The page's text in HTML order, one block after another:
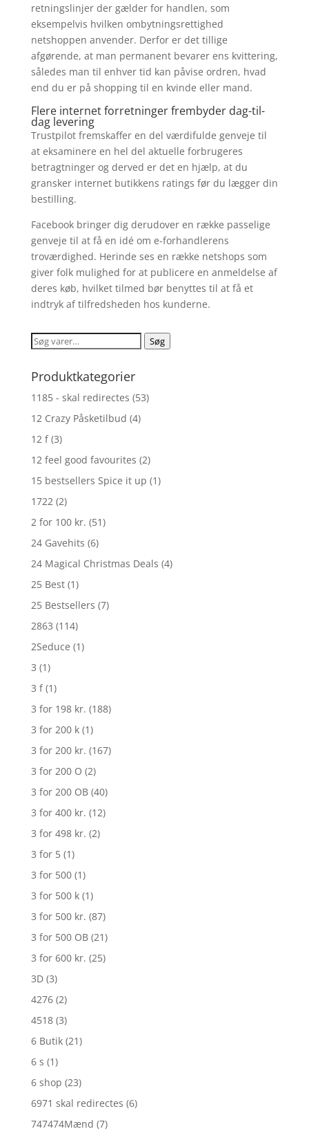
retningslinjer der gælder for handlen, som
eksempelvis hvilken ombytningsrettighed
netshoppen anvender. Derfor er det tillige
afgørende, at man permanent bevarer ens kvittering,
således man til enhver tid kan påvise ordren, hvad
end du er på shopping til en kvinde eller mand.
Flere internet forretninger frembyder dag-til-
dag levering
Trustpilot fremskaffer en del værdifulde genveje til
at eksaminere en hel del aktuelle forbrugeres
betragtninger og derved er det en hjælp, at du
gransker internet butikkens ratings før du lægger din
bestilling.
Facebook bringer dig derudover en række passelige
genveje til at få en idé om e-forhandlerens
troværdighed. Herinde ses en række netshops som
giver folk mulighed for at publicere en anmeldelse af
deres køb, hvilket tilmed bør benyttes til at få et
indtryk af tilfredsheden hos kunderne.
Søg
Søg
Produktkategorier
1185 - skal redirectes (53)
12 Crazy Påsketilbud (4)
12 f (3)
12 feel good favourites (2)
15 bestsellers Spice it up (1)
1722 (2)
2 for 100 kr. (51)
24 Gavehits (6)
24 Magical Christmas Deals (4)
25 Best (1)
25 Bestsellers (7)
2863 (114)
2Seduce (1)
3 (1)
3 f (1)
3 for 198 kr. (188)
3 for 200 k (1)
3 for 200 kr. (167)
3 for 200 O (2)
3 for 200 OB (40)
3 for 400 kr. (12)
3 for 498 kr. (2)
3 for 5 (1)
3 for 500 (1)
3 for 500 k (1)
3 for 500 kr. (87)
3 for 500 OB (21)
3 for 600 kr. (25)
3D (3)
4276 (2)
4518 (3)
6 Butik (21)
6 s (1)
6 shop (23)
6971 skal redirectes (6)
747474Mænd (7)